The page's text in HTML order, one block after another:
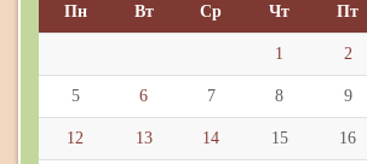
Пн Вт Ср Чт Пт
1 2
5 6 7 8 9
12 13 14 15 16